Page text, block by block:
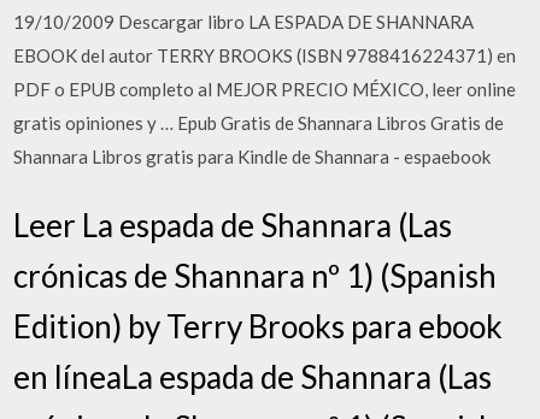
19/10/2009 Descargar libro LA ESPADA DE SHANNARA
EBOOK del autor TERRY BROOKS (ISBN 9788416224371) en
PDF o EPUB completo al MEJOR PRECIO MÉXICO, leer online
gratis opiniones y … Epub Gratis de Shannara Libros Gratis de
Shannara Libros gratis para Kindle de Shannara - espaebook
Leer La espada de Shannara (Las
crónicas de Shannara nº 1) (Spanish
Edition) by Terry Brooks para ebook
en líneaLa espada de Shannara (Las